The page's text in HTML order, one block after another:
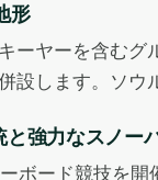
形
ーヤーを含む
します。ソ
強力なスノー
ボード競技を